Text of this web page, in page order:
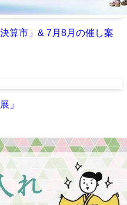
算市」& 7月8月の催し案
」